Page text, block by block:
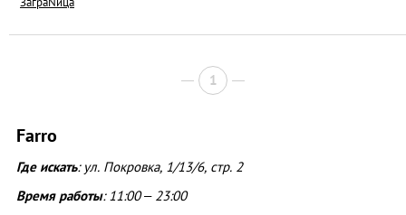
1
Farro
Где искать: ул. Покровка, 1/13/6, стр. 2
Время работы: 11:00 – 23:00